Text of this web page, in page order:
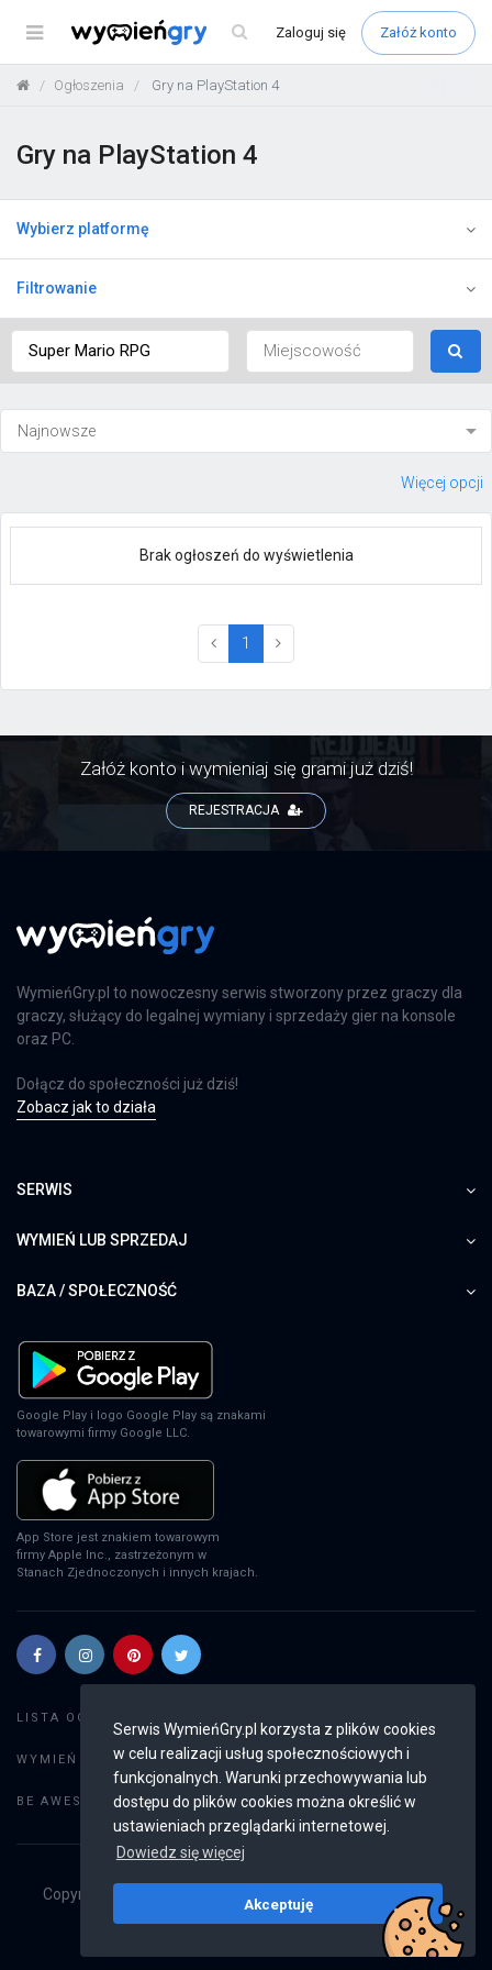
Serwis WymieńGry.pl korzysta z plików cookies
w celu realizacji usług społecznościowych i
funkcjonalnych. Warunki przechowywania lub
dostępu do plików cookies można określić w
ustawieniach przeglądarki internetowej.
Dowiedz się więcej
Akceptuję
Menu Zaloguj się Załóż konto
Ogłoszenia Gry na PlayStation 4
Gry na PlayStation 4
Wybierz platformę
Filtrowanie
Więcej opcji
Brak ogłoszeń do wyświetlenia
1 (current)
Załóż konto i wymieniaj się grami już dziś!
REJESTRACJA
WymieńGry.pl to nowoczesny serwis stworzony przez graczy dla
graczy, służący do legalnej wymiany i sprzedaży gier na konsole
oraz PC.
Dołącz do społeczności już dziś!
Zobacz jak to działa
SERWIS
WYMIEŃ LUB SPRZEDAJ
BAZA / SPOŁECZNOŚĆ
Google Play i logo Google Play są znakami
towarowymi firmy Google LLC.
App Store jest znakiem towarowym
firmy Apple Inc., zastrzeżonym w
Stanach Zjednoczonych i innych krajach.
LISTA OGŁOSZEŃ:
WYMIEŃ GRY: Dodaj ogłoszenie
BE AWESOME: Weryfikacja konta
Copyright © 2019 - 2026
Wszystkie prawa
v2.8.4